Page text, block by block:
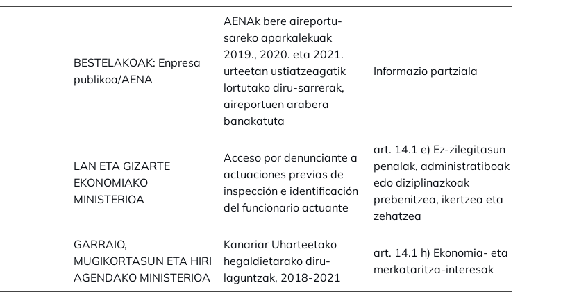
opens in a new tab
BESTELAKOAK: Enpresa
publikoa/AENA
AENAk bere aireportu-
sareko aparkalekuak
2019., 2020. eta 2021.
urteetan ustiatzeagatik
lortutako diru-sarrerak,
aireportuen arabera
banakatuta
Informazio partziala
opens in a new tab
LAN ETA GIZARTE
EKONOMIAKO
MINISTERIOA
Acceso por denunciante a
actuaciones previas de
inspección e identificación
del funcionario actuante
art. 14.1 e) Ez-zilegitasun
penalak, administratiboak
edo diziplinazkoak
prebenitzea, ikertzea eta
zehatzea
opens in a new tab
GARRAIO,
MUGIKORTASUN ETA HIRI
AGENDAKO MINISTERIOA
Kanariar Uharteetako
hegaldietarako diru-
laguntzak, 2018-2021
art. 14.1 h) Ekonomia- eta
merkataritza-interesak